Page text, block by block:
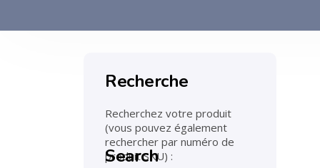
Recherche
Recherchez votre produit
(vous pouvez également
rechercher par numéro de
produit SKU) :
Search